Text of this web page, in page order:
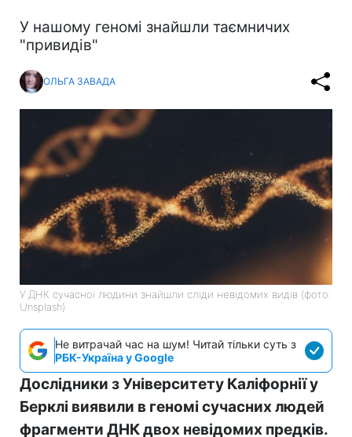
У нашому геномі знайшли таємничих
"привидів"
ОЛЬГА ЗАВАДА
У ДНК сучасної людини знайшли сліди невідомих видів (фото:
Unsplash)
Не витрачай час на шум! Читай тільки суть з
РБК-Україна у Google
Дослідники з Університету Каліфорнії у
Берклі виявили в геномі сучасних людей
фрагменти ДНК двох невідомих предків.